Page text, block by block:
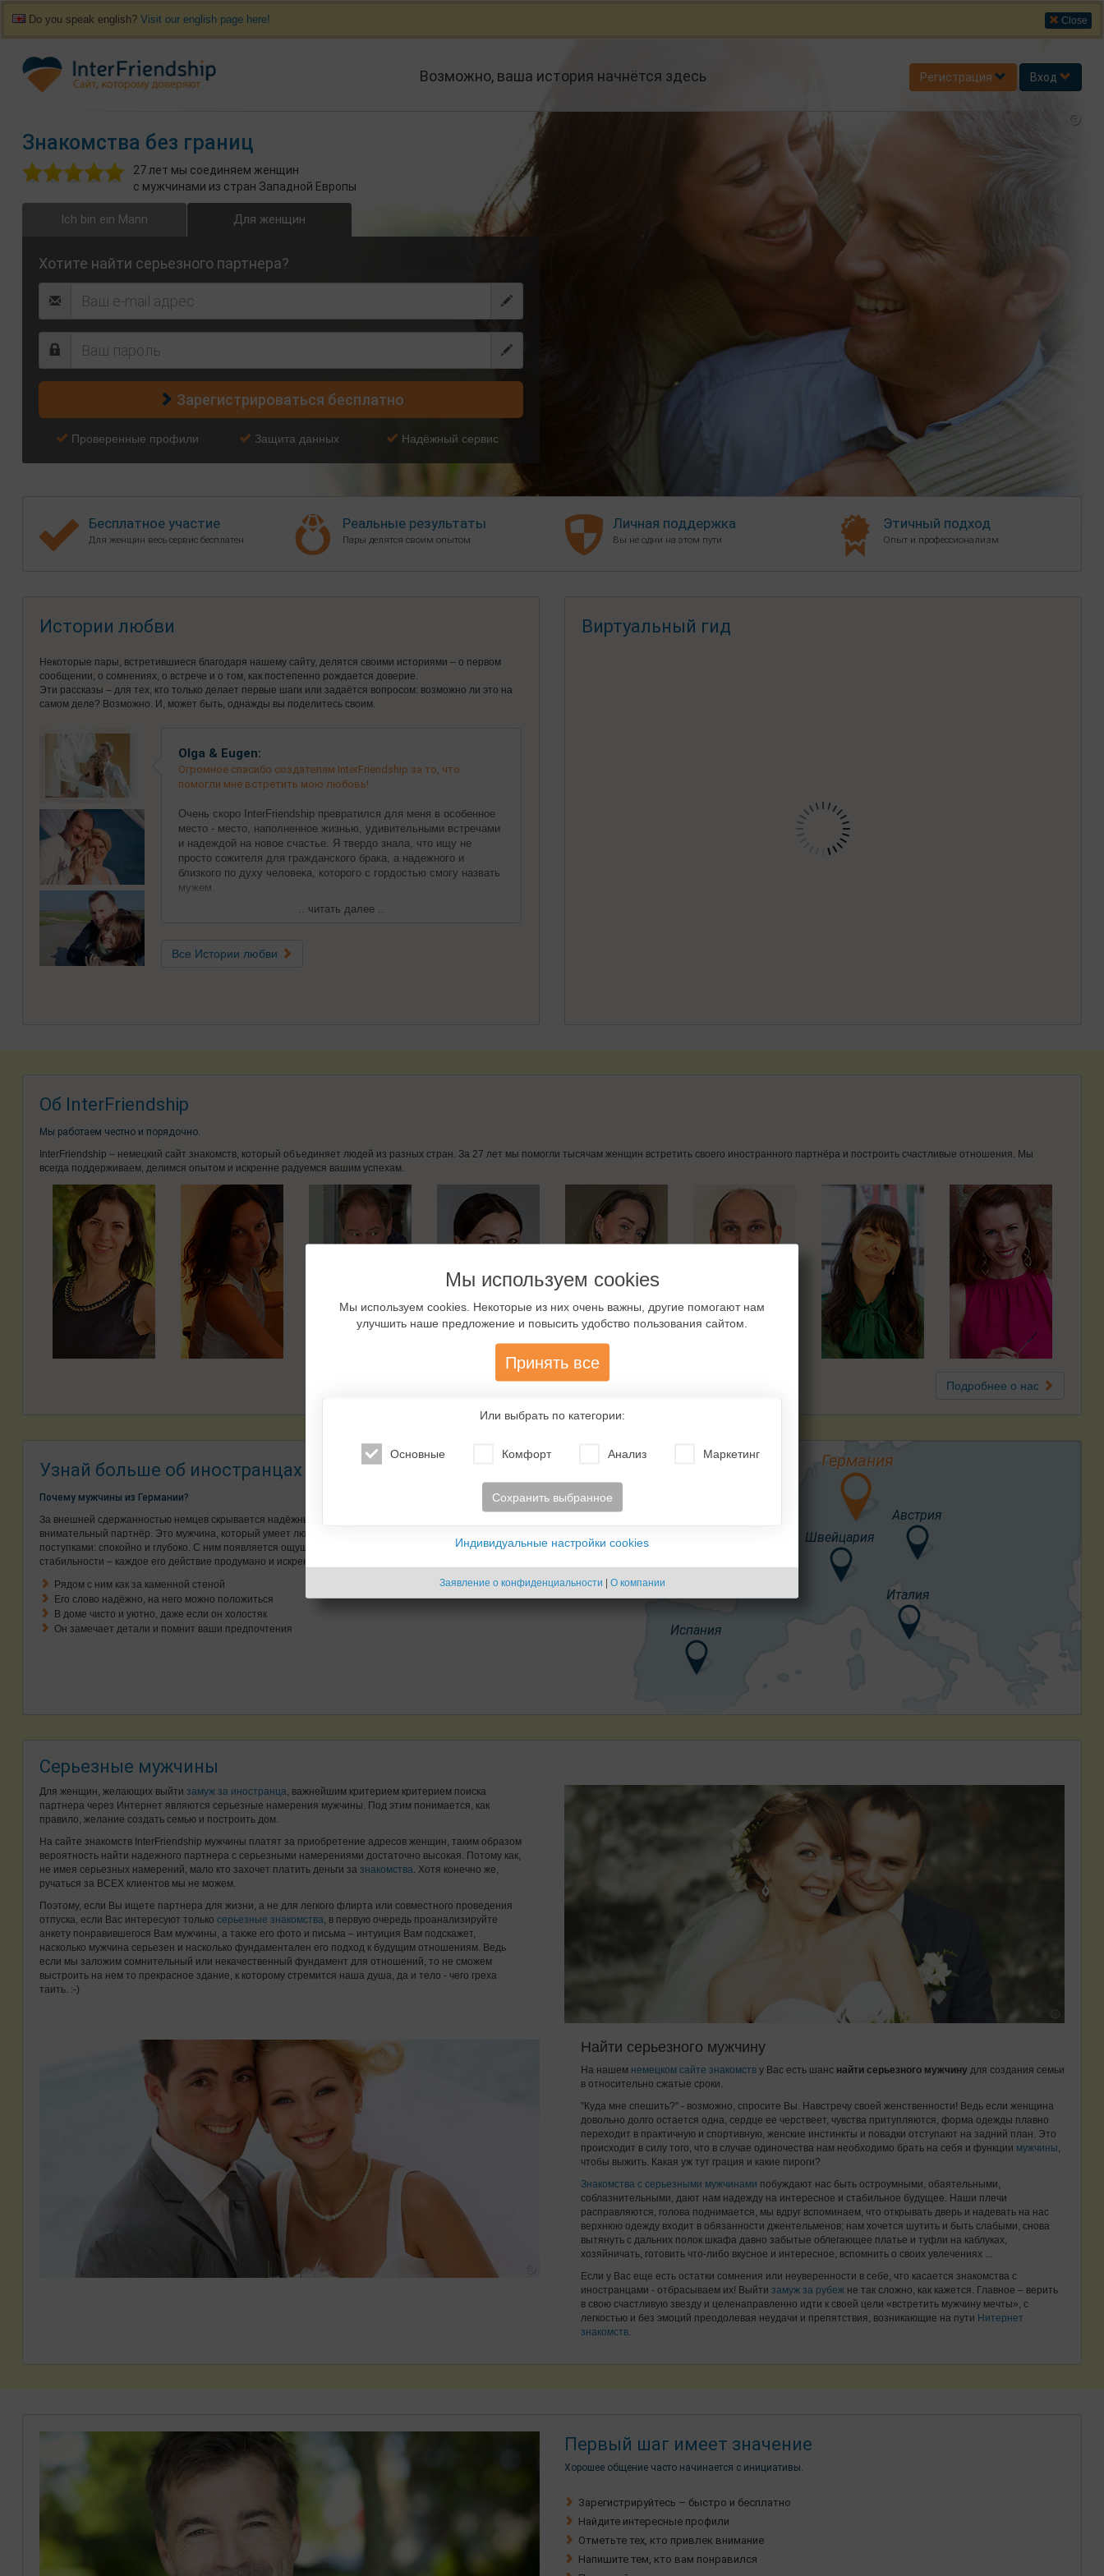
Close
Do you speak english? Visit our english page here!
Знакомства без границ
27 лет мы соединяем женщин
с мужчинами из стран Западной Европы
Ich bin ein Mann Для женщин
Хотите найти серьезного партнера?
Зарегистрироваться бесплатно
Проверенные профили Защита данных Надёжный сервис
Бесплатное участие
Для женщин весь сервис бесплатен
Реальные результаты
Пары делятся своим опытом
Личная поддержка
Вы не одни на этом пути
Этичный подход
Опыт и профессионализм
Истории любви
Некоторые пары, встретившиеся благодаря нашему сайту, делятся своими историями – о первом
сообщении, о сомнениях, о встрече и о том, как постепенно рождается доверие.
Эти рассказы – для тех, кто только делает первые шаги или задаётся вопросом: возможно ли это на
самом деле? Возможно. И, может быть, однажды вы поделитесь своим.
Olga & Eugen:
Огромное спасибо создателям InterFriendship за то, что
помогли мне встретить мою любовь!
Очень скоро InterFriendship превратился для меня в особенное
место - место, наполненное жизнью, удивительными встречами
и надеждой на новое счастье. Я твердо знала, что ищу не
просто сожителя для гражданского брака, а надежного и
близкого по духу человека, которого с гордостью смогу назвать
мужем.
.. читать далее ..
Все Истории любви
Виртуальный гид
Об InterFriendship
Мы работаем честно и порядочно.
InterFriendship – немецкий сайт знакомств, который объединяет людей из разных стран. За 27 лет мы помогли тысячам женщин встретить своего иностранного партнёра и построить счастливые отношения. Мы
всегда поддерживаем, делимся опытом и искренне радуемся вашим успехам.
Подробнее о нас
Узнай больше об иностранцах – Знакомства с немцами
Почему мужчины из Германии?
За внешней сдержанностью немцев скрывается надёжный и
внимательный партнёр. Это мужчина, который умеет любить
поступками: спокойно и глубоко. С ним появляется ощущение
стабильности – каждое его действие продумано и искренне.
Рядом с ним как за каменной стеной
Его слово надёжно, на него можно положиться
В доме чисто и уютно, даже если он холостяк
Он замечает детали и помнит ваши предпочтения
Германия
Австрия
Швейцария
Италия
Франция
Испания
Серьезные мужчины
Для женщин, желающих выйти замуж за иностранца, важнейшим критерием критерием поиска
партнера через Интернет являются серьезные намерения мужчины. Под этим понимается, как
правило, желание создать семью и построить дом.
На сайте знакомств InterFriendship мужчины платят за приобретение адресов женщин, таким образом
вероятность найти надежного партнера с серьезными намерениями достаточно высокая. Потому как,
не имея серьезных намерений, мало кто захочет платить деньги за знакомства. Хотя конечно же,
ручаться за ВСЕХ клиентов мы не можем.
Поэтому, если Вы ищете партнера для жизни, а не для легкого флирта или совместного проведения
отпуска, если Вас интересуют только серьезные знакомства, в первую очередь проанализируйте
анкету понравившегося Вам мужчины, а также его фото и письма – интуиция Вам подскажет,
насколько мужчина серьезен и насколько фундаментален его подход к будущим отношениям. Ведь
если мы заложим сомнительный или некачественный фундамент для отношений, то не сможем
выстроить на нем то прекрасное здание, к которому стремится наша душа, да и тело - чего греха
таить. :-)
Найти серьезного мужчину
На нашем немецком сайте знакомств у Вас есть шанс найти серьезного мужчину для создания семьи
в относительно сжатые сроки.
"Куда мне спешить?" - возможно, спросите Вы. Навстречу своей женственности! Ведь если женщина
довольно долго остается одна, сердце ее черствеет, чувства притупляются, форма одежды плавно
переходит в практичную и спортивную, женские инстинкты и повадки отступают на задний план. Это
происходит в силу того, что в случае одиночества нам необходимо брать на себя и функции мужчины,
чтобы выжить. Какая уж тут грация и какие пироги?
Знакомства с серьезными мужчинами побуждают нас быть остроумными, обаятельными,
соблазнительными, дают нам надежду на интересное и стабильное будущее. Наши плечи
расправляются, голова поднимается, мы вдруг вспоминаем, что открывать дверь и надевать на нас
верхнюю одежду входит в обязанности джентельменов; нам хочется шутить и быть слабыми, снова
вытянуть с дальних полок шкафа давно забытые облегающее платье и туфли на каблуках,
хозяйничать, готовить что-либо вкусное и интересное, вспомнить о своих увлечениях ...
Если у Вас еще есть остатки сомнения или неуверенности в себе, что касается знакомства с
иностранцами - отбрасываем их! Выйти замуж за рубеж не так сложно, как кажется. Главное – верить
в свою счастливую звезду и целенаправленно идти к своей цели «встретить мужчину мечты», с
легкостью и без эмоций преодолевая неудачи и препятствия, возникающие на пути Нитернет
знакомств.
Первый шаг имеет значение
Хорошее общение часто начинается с инициативы.
Зарегистрируйтесь – быстро и бесплатно
Найдите интересные профили
Отметьте тех, кто привлек внимание
Напишите тем, кто вам понравился
Возможно, ваша история начнётся здесь Регистрация Вход
Мы используем cookies
Мы используем cookies. Некоторые из них очень важны, другие помогают нам
улучшить наше предложение и повысить удобство пользования сайтом.
Принять все
Или выбрать по категории:
Основные Комфорт Анализ Маркетинг
Сохранить выбранное
Индивидуальные настройки cookies
Заявление о конфиденциальности | О компании